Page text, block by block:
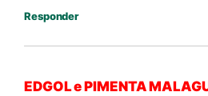
Responder
EDGOL e PIMENTA